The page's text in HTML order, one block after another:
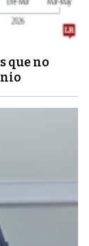
que no